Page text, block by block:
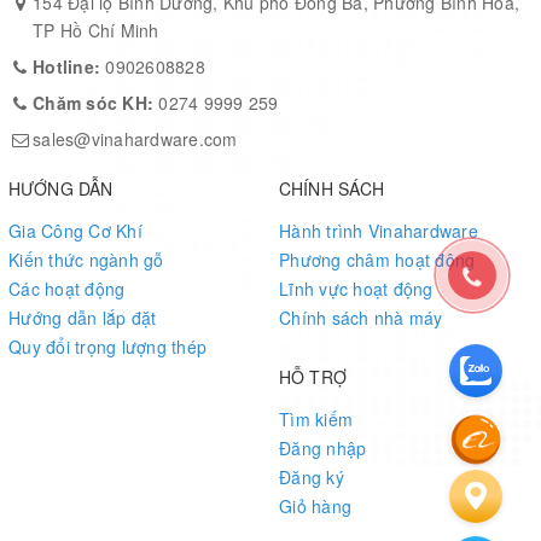
TP Hồ Chí Minh
Hotline:0902608828
Chăm sóc KH:0274 9999 259
sales@vinahardware.com
HƯỚNG DẪN
Gia Công Cơ Khí
Kiến thức ngành gỗ
Các hoạt động
Hướng dẫn lắp đặt
Quy đổi trọng lượng thép
CHÍNH SÁCH
Hành trình Vinahardware
Phương châm hoạt động
Lĩnh vực hoạt động
Chính sách nhà máy
HỖ TRỢ
Tìm kiếm
Đăng nhập
Đăng ký
Giỏ hàng